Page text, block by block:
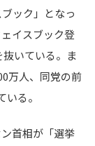
ック」となっ
イスブック登
いている。ま
万人、同党の前
る。
首相が「選挙